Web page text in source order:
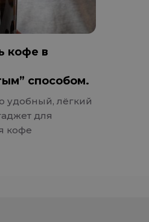
кофе в
способом.
удобный, лёгкий
для
кофе